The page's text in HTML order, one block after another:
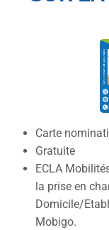
Carte
Gratuite
ECLA
la prise en
Domicile/
Mobigo.